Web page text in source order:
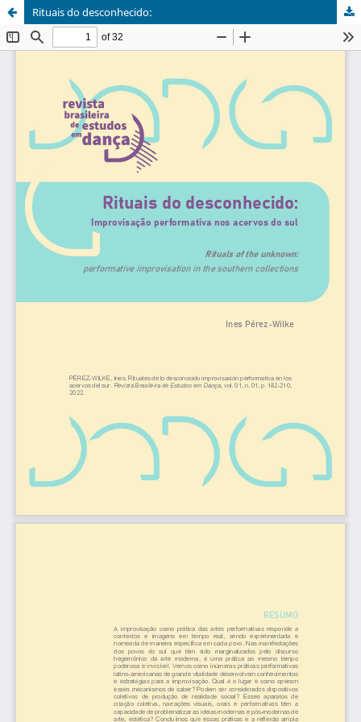
Rituais do desconhecido: